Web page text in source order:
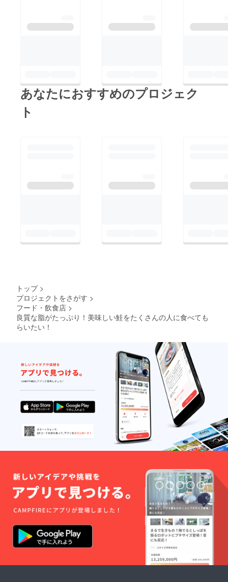
あなたにおすすめのプロジェク
ト
トップ >
プロジェクトをさがす >
フード・飲食店 >
良質な脂がたっぷり！美味しい鮭をたくさんの人に食べても
らいたい！